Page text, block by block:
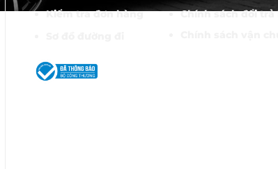
Kiểm tra đơn hàng
Chính sách đổi trả